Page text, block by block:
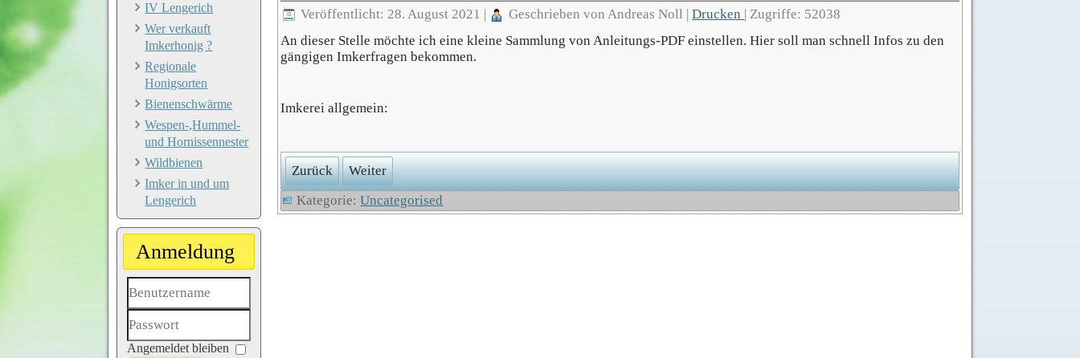
IV Lengerich
Wer verkauft
Imkerhonig ?
Regionale
Honigsorten
Bienenschwärme
Wespen-,Hummel-
und Hornissennester
Wildbienen
Imker in und um
Lengerich
Anmeldung
Passwort
Angemeldet bleiben
Veröffentlicht: 28. August 2021 | Geschrieben von Andreas Noll |Drucken | Zugriffe: 52038
An dieser Stelle möchte ich eine kleine Sammlung von Anleitungs-PDF einstellen. Hier soll man schnell Infos zu den
gängigen Imkerfragen bekommen.
Imkerei allgemein:
Zurück
Weiter
Kategorie:Uncategorised